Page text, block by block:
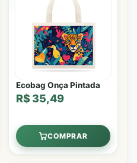
Ecobag Onça Pintada
R$ 35,49
COMPRAR